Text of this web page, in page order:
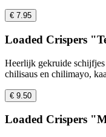
€ 7.95
Loaded Crispers
Heerlijk gekruide
chilisaus en chilimayo,
€ 9.50
Loaded Crispers